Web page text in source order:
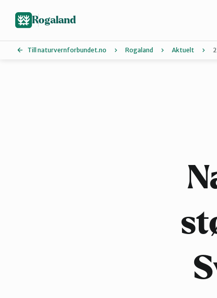
hovedinnhold
Rogaland
Till naturvernforbundet.no Rogaland Aktuelt